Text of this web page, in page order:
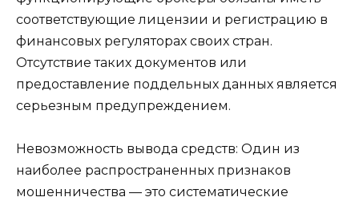
соответствующие лицензии и регистрацию в
финансовых регуляторах своих стран.
Отсутствие таких документов или
предоставление поддельных данных является
серьезным предупреждением.
Невозможность вывода средств: Один из
наиболее распространенных признаков
мошенничества — это систематические